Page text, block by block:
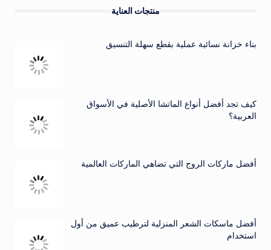
منتجات العناية
بناء خزانة نسائية عملية بقطع سهلة التنسيق
كيف تجد أفضل أنواع الماتشا الأصلية في الأسواق
العربية؟
أفضل ماركات الروج التي تضاهي الماركات العالمية
أفضل ماسكات الشعر المنزلية لترطيب عميق من أول
استخدام